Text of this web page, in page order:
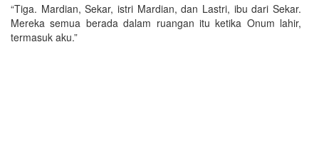
“Tiga. Mardian, Sekar, istri Mardian, dan Lastri, ibu dari Sekar.
Mereka semua berada dalam ruangan itu ketika Onum lahir,
termasuk aku.”